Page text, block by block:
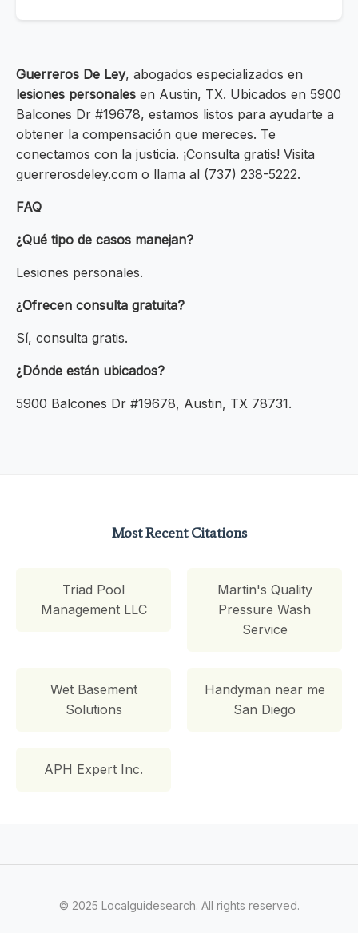
Guerreros De Ley, abogados especializados en
lesiones personales en Austin, TX. Ubicados en 5900
Balcones Dr #19678, estamos listos para ayudarte a
obtener la compensación que mereces. Te
conectamos con la justicia. ¡Consulta gratis! Visita
guerrerosdeley.com o llama al (737) 238-5222.
FAQ
¿Qué tipo de casos manejan?
Lesiones personales.
¿Ofrecen consulta gratuita?
Sí, consulta gratis.
¿Dónde están ubicados?
5900 Balcones Dr #19678, Austin, TX 78731.
Most Recent Citations
Triad Pool
Management LLC
Martin's Quality
Pressure Wash
Service
Wet Basement
Solutions
Handyman near me
San Diego
APH Expert Inc.
© 2025 Localguidesearch. All rights reserved.